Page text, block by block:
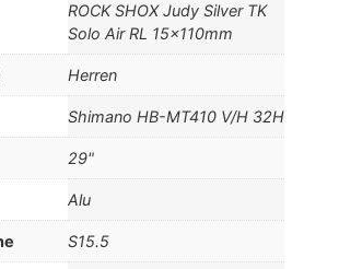
ROCK SHOX Judy Silver TK
Solo Air RL 15x110mm
Herren
Shimano HB-MT410 V/H 32H
29"
Alu
S15.5